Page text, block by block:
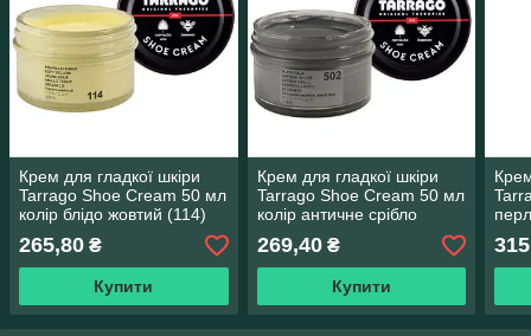
Крем для гладкої шкіри
Tarrago Shoe Cream 50 мл
колір блідо жовтий (114)
265,80 ₴
Купити
Крем для гладкої шкіри
Tarrago Shoe Cream 50 мл
колір античне срібло
металік (502)
269,40₴
Купити
315